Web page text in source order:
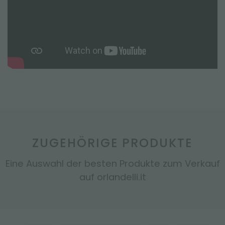
ZUGEHÖRIGE PRODUKTE
Eine Auswahl der besten Produkte zum Verkauf
auf orlandelli.it